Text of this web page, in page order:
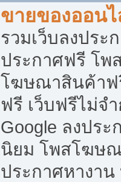
ขายของออน
รวมเว็บลงประ
ประกาศฟรี โพ
โฆษณาสินค้าฟ
ฟรี เว็บฟรีไม่จ
Google ลงปร
นิยม โพสโฆษ
ประกาศหางาน